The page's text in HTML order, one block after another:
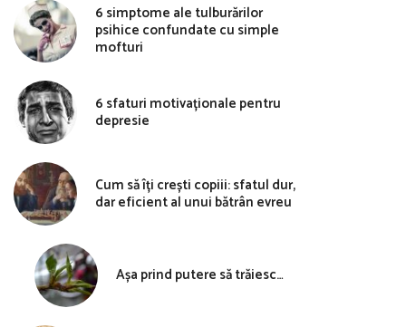
6 simptome ale tulburărilor
psihice confundate cu simple
mofturi
6 sfaturi motivaționale pentru
depresie
Cum să îți crești copiii: sfatul dur,
dar eficient al unui bătrân evreu
Așa prind putere să trăiesc…